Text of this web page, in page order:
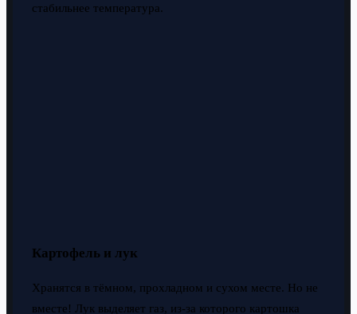
стабильнее температура.
Картофель и лук
Хранятся в тёмном, прохладном и сухом месте. Но не
вместе! Лук выделяет газ, из-за которого картошка